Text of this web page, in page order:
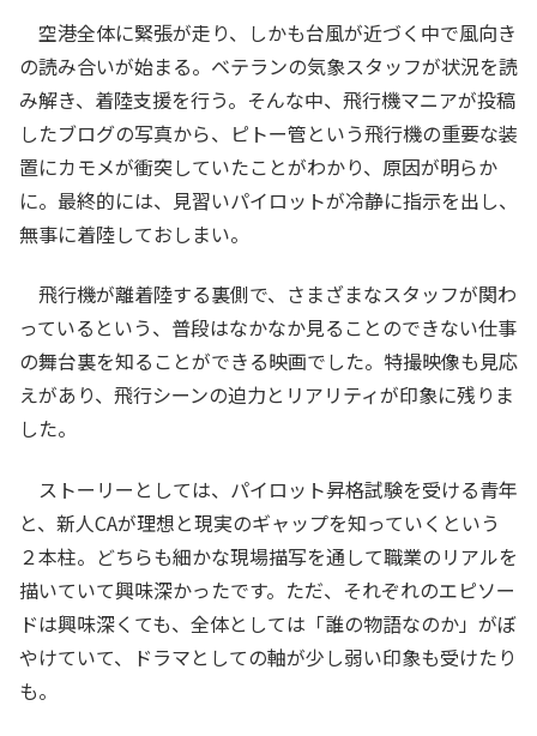
空港全体に緊張が走り、しかも台風が近づく中で風向き
の読み合いが始まる。ベテランの気象スタッフが状況を読
み解き、着陸支援を行う。そんな中、飛行機マニアが投稿
したブログの写真から、ピトー管という飛行機の重要な装
置にカモメが衝突していたことがわかり、原因が明らか
に。最終的には、見習いパイロットが冷静に指示を出し、
無事に着陸しておしまい。
飛行機が離着陸する裏側で、さまざまなスタッフが関わ
っているという、普段はなかなか見ることのできない仕事
の舞台裏を知ることができる映画でした。特撮映像も見応
えがあり、飛行シーンの迫力とリアリティが印象に残りま
した。
ストーリーとしては、パイロット昇格試験を受ける青年
と、新人CAが理想と現実のギャップを知っていくという
２本柱。どちらも細かな現場描写を通して職業のリアルを
描いていて興味深かったです。ただ、それぞれのエピソー
ドは興味深くても、全体としては「誰の物語なのか」がぼ
やけていて、ドラマとしての軸が少し弱い印象も受けたり
も。